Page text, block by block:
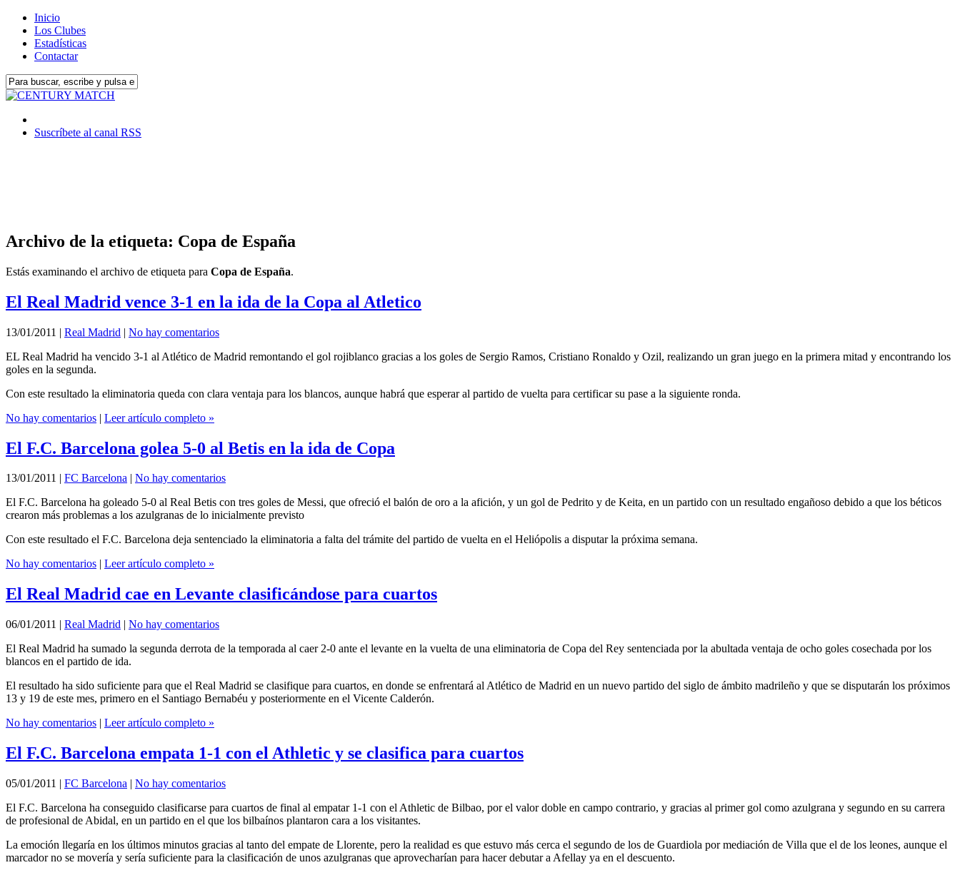
Inicio
Los Clubes
Estadísticas
Contactar
Suscríbete al canal RSS
Archivo de la etiqueta: Copa de España
Estás examinando el archivo de etiqueta para Copa de España.
El Real Madrid vence 3-1 en la ida de la Copa al Atletico
13/01/2011 | Real Madrid | No hay comentarios
EL Real Madrid ha vencido 3-1 al Atlético de Madrid remontando el gol rojiblanco gracias a los goles de Sergio Ramos, Cristiano Ronaldo y Ozil, realizando un gran juego en la primera mitad y encontrando los
goles en la segunda.
Con este resultado la eliminatoria queda con clara ventaja para los blancos, aunque habrá que esperar al partido de vuelta para certificar su pase a la siguiente ronda.
No hay comentarios | Leer artículo completo »
El F.C. Barcelona golea 5-0 al Betis en la ida de Copa
13/01/2011 | FC Barcelona | No hay comentarios
El F.C. Barcelona ha goleado 5-0 al Real Betis con tres goles de Messi, que ofreció el balón de oro a la afición, y un gol de Pedrito y de Keita, en un partido con un resultado engañoso debido a que los béticos
crearon más problemas a los azulgranas de lo inicialmente previsto
Con este resultado el F.C. Barcelona deja sentenciado la eliminatoria a falta del trámite del partido de vuelta en el Heliópolis a disputar la próxima semana.
No hay comentarios | Leer artículo completo »
El Real Madrid cae en Levante clasificándose para cuartos
06/01/2011 | Real Madrid | No hay comentarios
El Real Madrid ha sumado la segunda derrota de la temporada al caer 2-0 ante el levante en la vuelta de una eliminatoria de Copa del Rey sentenciada por la abultada ventaja de ocho goles cosechada por los
blancos en el partido de ida.
El resultado ha sido suficiente para que el Real Madrid se clasifique para cuartos, en donde se enfrentará al Atlético de Madrid en un nuevo partido del siglo de ámbito madrileño y que se disputarán los próximos
13 y 19 de este mes, primero en el Santiago Bernabéu y posteriormente en el Vicente Calderón.
No hay comentarios | Leer artículo completo »
El F.C. Barcelona empata 1-1 con el Athletic y se clasifica para cuartos
05/01/2011 | FC Barcelona | No hay comentarios
El F.C. Barcelona ha conseguido clasificarse para cuartos de final al empatar 1-1 con el Athletic de Bilbao, por el valor doble en campo contrario, y gracias al primer gol como azulgrana y segundo en su carrera
de profesional de Abidal, en un partido en el que los bilbaínos plantaron cara a los visitantes.
La emoción llegaría en los últimos minutos gracias al tanto del empate de Llorente, pero la realidad es que estuvo más cerca el segundo de los de Guardiola por mediación de Villa que el de los leones, aunque el
marcador no se movería y sería suficiente para la clasificación de unos azulgranas que aprovecharían para hacer debutar a Afellay ya en el descuento.